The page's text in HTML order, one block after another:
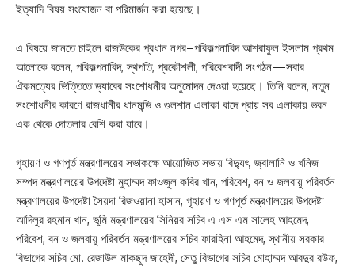
ইত্যাদি বিষয় সংযোজন বা পরিমার্জন করা হয়েছে।
এ বিষয়ে জানতে চাইলে রাজউকের প্রধান নগর–পরিকল্পনাবিদ আশরাফুল ইসলাম প্রথম
আলোকে বলেন, পরিকল্পনাবিদ, স্থপতি, প্রকৌশলী, পরিবেশবাদী সংগঠন—সবার
ঐকমত্যের ভিত্তিতে ড্যাবের সংশোধনীর অনুমোদন দেওয়া হয়েছে। তিনি বলেন, নতুন
সংশোধনীর কারণে রাজধানীর ধানমন্ডি ও গুলশান এলাকা বাদে প্রায় সব এলাকায় ভবন
এক থেকে দোতলার বেশি করা যাবে।
গৃহায়ণ ও গণপূর্ত মন্ত্রণালয়ের সভাকক্ষে আয়োজিত সভায় বিদ্যুৎ, জ্বালানি ও খনিজ
সম্পদ মন্ত্রণালয়ের উপদেষ্টা মুহাম্মদ ফাওজুল কবির খান, পরিবেশ, বন ও জলবায়ু পরিবর্তন
মন্ত্রণালয়ের উপদেষ্টা সৈয়দা রিজওয়ানা হাসান, গৃহায়ণ ও গণপূর্ত মন্ত্রণালয়ের উপদেষ্টা
আদিলুর রহমান খান, ভূমি মন্ত্রণালয়ের সিনিয়র সচিব এ এস এম সালেহ আহমেদ,
পরিবেশ, বন ও জলবায়ু পরিবর্তন মন্ত্রণালয়ের সচিব ফারহিনা আহমেদ, স্থানীয় সরকার
বিভাগের সচিব মো. রেজাউল মাকছুদ জাহেদী, সেতু বিভাগের সচিব মোহাম্মদ আবদুর রউফ,